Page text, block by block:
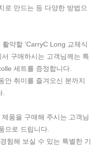
로 만드는 등 다양한 방법으
약할 ‘CarryC Long 교체식
구매하시는 고객님께는 특
세트를 증정합니다.
안 취미를 즐겨오신 분까지
품을 구매해 주시는 고객님
으로 드립니다.
험해 보실 수 있는 특별한 기